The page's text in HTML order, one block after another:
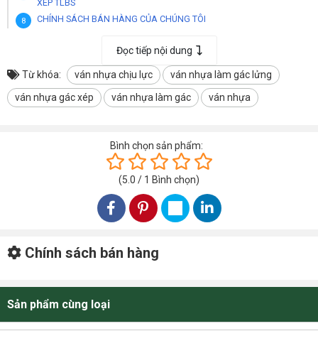
XÉP TLBS
CHÍNH SÁCH BÁN HÀNG CỦA CHÚNG TÔI
HỆ THỐNG KHO HÀNG TẠI KHU VỰC ĐÀ NẴNG
HỆ THỐNG KHO HÀNG TẠI KHU VỰC HỒ CHÍ MINH
HỆ THỐNG KHO HÀNG TẠI KHU VỰC HÀ NỘI
HỆ THỐNG KHO HÀNG TẠI KHU VỰC THANH HOÁ
HỆ THỐNG KHO TẠI KHU VỰC NHA TRANG KHÁNH HOÀ
Đọc tiếp nội dung
Từ khóa: ván nhựa chịu lực
ván nhựa làm gác lửng
ván nhựa gác xép
ván nhựa làm gác ván nhựa
Bình chọn sản phẩm:
(5.0 / 1 Bình chọn)
Chính sách bán hàng
Sản phẩm cùng loại